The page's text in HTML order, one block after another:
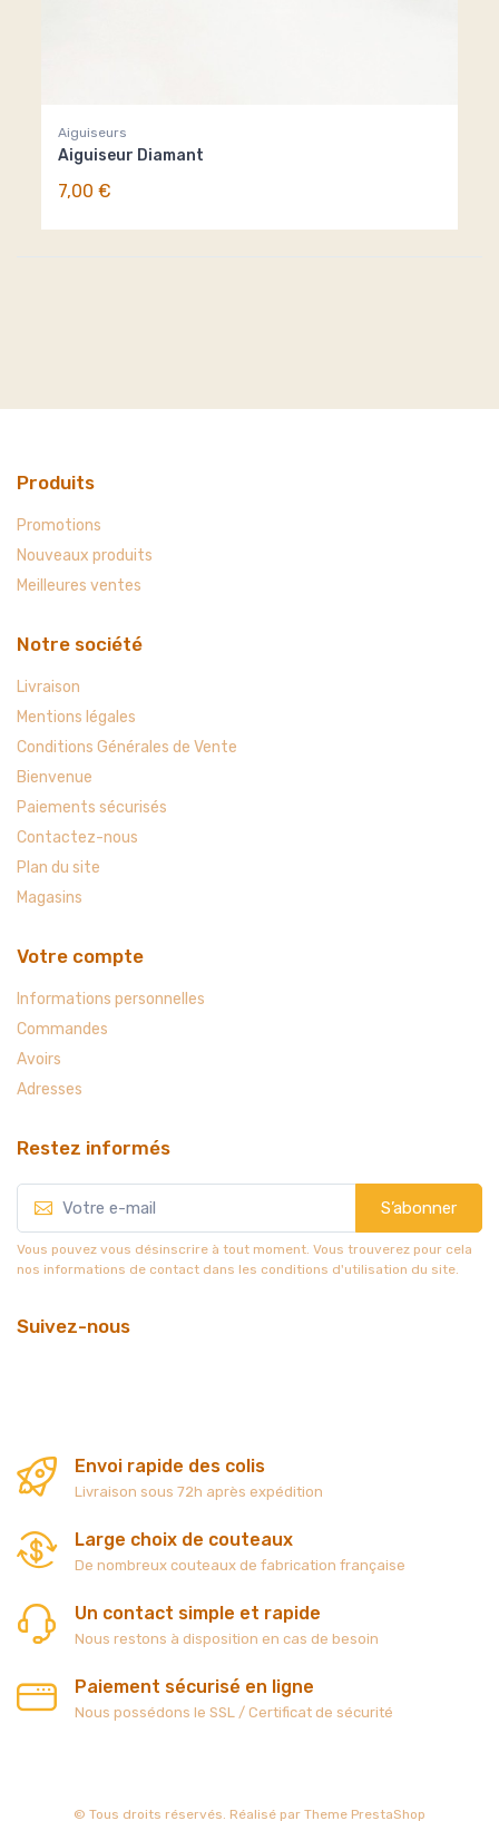
Aiguiseurs
Aiguiseur Diamant
7,00 €
Produits
Promotions
Nouveaux produits
Meilleures ventes
Notre société
Livraison
Mentions légales
Conditions Générales de Vente
Bienvenue
Paiements sécurisés
Contactez-nous
Plan du site
Magasins
Votre compte
Informations personnelles
Commandes
Avoirs
Adresses
Restez informés
S’abonner
Vous pouvez vous désinscrire à tout moment. Vous trouverez pour cela
nos informations de contact dans les conditions d'utilisation du site.
Suivez-nous
Envoi rapide des colis
Livraison sous 72h après expédition
Large choix de couteaux
De nombreux couteaux de fabrication française
Un contact simple et rapide
Nous restons à disposition en cas de besoin
Paiement sécurisé en ligne
Nous possédons le SSL / Certificat de sécurité
© Tous droits réservés. Réalisé par Theme PrestaShop